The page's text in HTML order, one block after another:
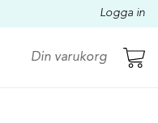
Logga in
Din varukorg